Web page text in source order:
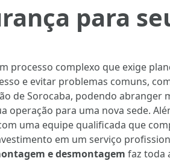
para
processo complexo que exige
e evitar problemas comuns,
de Sorocaba, podendo
operação para uma nova sede.
uma equipe qualificada que
em um serviço
e desmontagem faz toda